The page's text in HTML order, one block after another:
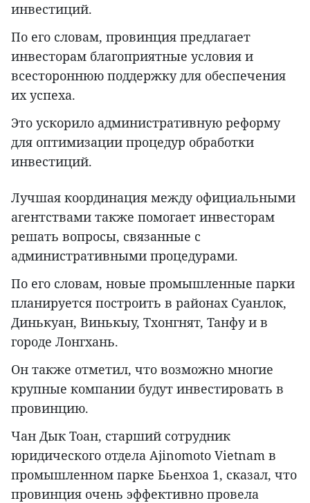
инвестиций.
По его словам, провинция предлагает
инвесторам благоприятные условия и
всестороннюю поддержку для обеспечения
их успеха.
Это ускорило административную реформу
для оптимизации процедур обработки
инвестиций.
Лучшая координация между официальными
агентствами также помогает инвесторам
решать вопросы, связанные с
административными процедурами.
По его словам, новые промышленные парки
планируется построить в районах Суанлок,
Динькуан, Винькыу, Тхонгнят, Танфу и в
городе Лонгхань.
Он также отметил, что возможно многие
крупные компании будут инвестировать в
провинцию.
Чан Дык Тоан, старший сотрудник
юридического отдела Ajinomoto Vietnam в
промышленном парке Бьенхоа 1, сказал, что
провинция очень эффективно провела